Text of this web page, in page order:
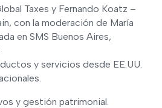
Taxes y Fernando Koatz –
con la moderación de María
en SMS Buenos Aires,
y servicios desde EE.UU.
y gestión patrimonial.